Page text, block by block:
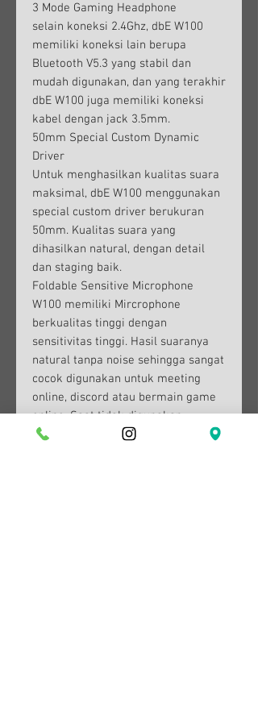
3 Mode Gaming Headphone
selain koneksi 2.4Ghz, dbE W100
memiliki koneksi lain berupa
Bluetooth V5.3 yang stabil dan
mudah digunakan, dan yang terakhir
dbE W100 juga memiliki koneksi
kabel dengan jack 3.5mm.
50mm Special Custom Dynamic
Driver
Untuk menghasilkan kualitas suara
maksimal, dbE W100 menggunakan
special custom driver berukuran
50mm. Kualitas suara yang
dihasilkan natural, dengan detail
dan staging baik.
Foldable Sensitive Microphone
W100 memiliki Mircrophone
berkualitas tinggi dengan
sensitivitas tinggi. Hasil suaranya
natural tanpa noise sehingga sangat
cocok digunakan untuk meeting
online, discord atau bermain game
online. Saat tidak digunakan,
microphone ini bisa dilipat ke atas.